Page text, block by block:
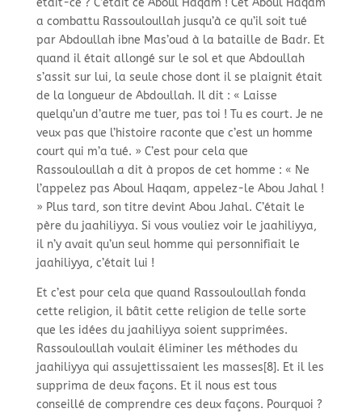
était-ce ? C’était ce Aboul Haqam ! Cet Aboul Haqam
a combattu Rassouloullah jusqu’à ce qu’il soit tué
par Abdoullah ibne Mas’oud à la bataille de Badr. Et
quand il était allongé sur le sol et que Abdoullah
s’assit sur lui, la seule chose dont il se plaignit était
de la longueur de Abdoullah. Il dit : « Laisse
quelqu’un d’autre me tuer, pas toi ! Tu es court. Je ne
veux pas que l’histoire raconte que c’est un homme
court qui m’a tué. » C’est pour cela que
Rassouloullah a dit à propos de cet homme : « Ne
l’appelez pas Aboul Haqam, appelez-le Abou Jahal !
» Plus tard, son titre devint Abou Jahal. C’était le
père du jaahiliyya. Si vous vouliez voir le jaahiliyya,
il n’y avait qu’un seul homme qui personnifiait le
jaahiliyya, c’était lui !
Et c’est pour cela que quand Rassouloullah fonda
cette religion, il bâtit cette religion de telle sorte
que les idées du jaahiliyya soient supprimées.
Rassouloullah voulait éliminer les méthodes du
jaahiliyya qui assujettissaient les masses[8]. Et il les
supprima de deux façons. Et il nous est tous
conseillé de comprendre ces deux façons. Pourquoi ?